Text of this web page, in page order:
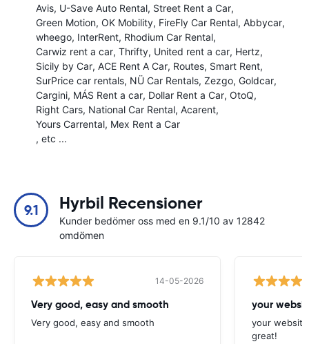
Avis U-Save Auto Rental Street Rent a Car
Green Motion OK Mobility FireFly Car Rental Abbycar
wheego InterRent Rhodium Car Rental
Carwiz rent a car Thrifty United rent a car Hertz
Sicily by Car ACE Rent A Car Routes Smart Rent
SurPrice car rentals NÜ Car Rentals Zezgo Goldcar
Cargini MÁS Rent a car Dollar Rent a Car OtoQ
Right Cars National Car Rental Acarent
Yours Carrental Mex Rent a Car
, etc ...
9.1 Hyrbil Recensioner
Kunder bedömer oss med en 9.1/10 av 12842
omdömen
14-05-2026
Very good, easy and smooth
Very good, easy and smooth
your
your
great!